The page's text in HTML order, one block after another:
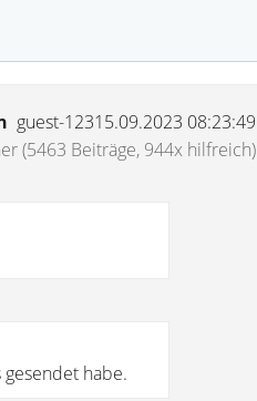
guest-12315.09.2023 08:23:49
(5463 Beiträge, 944x hilfreich)
habe.